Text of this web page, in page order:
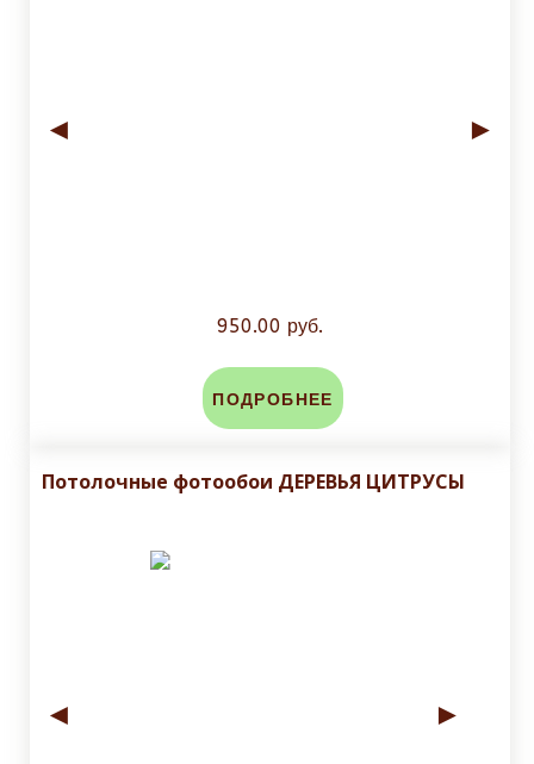
◄ ►
950.00 руб.
ПОДРОБНЕЕ
Потолочные фотообои ДЕРЕВЬЯ ЦИТРУСЫ
◄ ►